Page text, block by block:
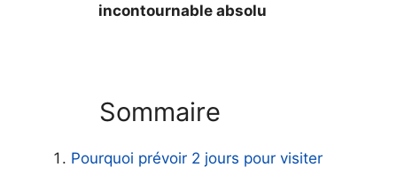
incontournable absolu
Sommaire
Pourquoi prévoir 2 jours pour visiter